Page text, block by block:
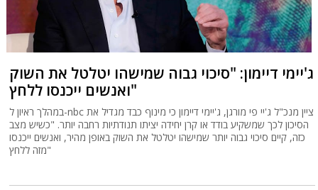
ג'יימי דיימון: "סיכוי גבוה שמישהו יטלטל את השוק
ואנשים ייכנסו ללחץ"
במהלך ראיון ל-nbc ציין מנכ"ל ג'יי פי מורגן, ג'יימי דיימון כי מינוף כבד מגדיל את
הסיכון לכך שמשקיע בודד או קרן יחידה יציתו תנודתיות רחבה יותר. "כשיש מצב
כזה, קיים סיכוי גבוה יותר שמישהו יטלטל את השוק באופן מהיר, ואנשים ייכנסו
מזה ללחץ"